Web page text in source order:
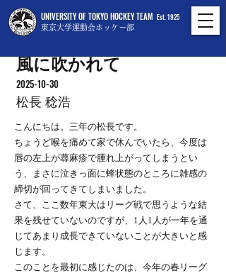
UNIVERSITY OF TOKYO HOCKEY TEAM
東京大学運動会ホッケー部
Est. 1925
風に吹かれて
2025-10-30
松長 稔浩
こんにちは。三年の松長です。
ちょうど喉を痛めて家で休んでいたら、今度は
唇の左上が蕁麻疹で腫れ上がってしまうとい
う、まさに泣きっ面に蜂状態のところに雑感の
締切が回ってきてしまいました。
さて、ここ数年東大はリーグ戦で思うような結
果を残せていないのですが、1人1人が一年を通
じてあまり成長できていないことが大きいと感
じます。
このことを最初に感じたのは、今年の春リーグ